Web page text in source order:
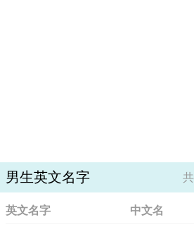
男生英文名字 共
英文名字 中文名